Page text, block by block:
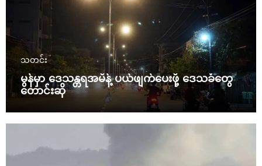
သတင်း
မွန်မှာ ဒေသန္တရအမိန့် ပယ်ဖျက်ပေးဖို့ ဒေသခံတွေ
တောင်းဆို